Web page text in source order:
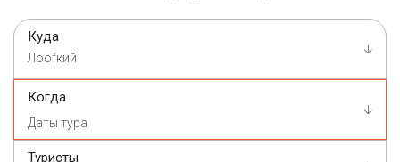
Куда
Лооfкий
Когда
Туристы